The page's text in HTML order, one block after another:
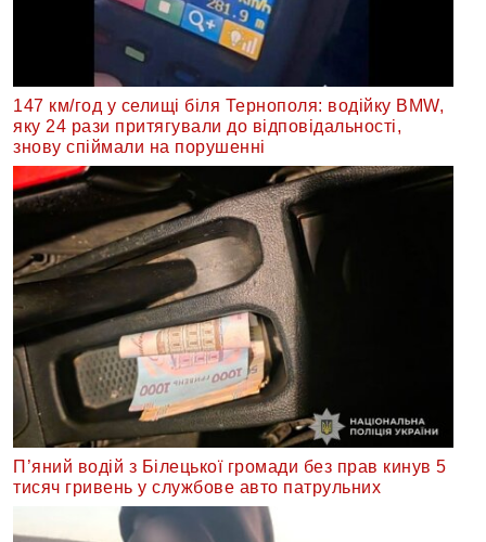
147 км/год у селищі біля Тернополя: водійку BMW,
яку 24 рази притягували до відповідальності,
знову спіймали на порушенні
П’яний водій з Білецької громади без прав кинув 5
тисяч гривень у службове авто патрульних